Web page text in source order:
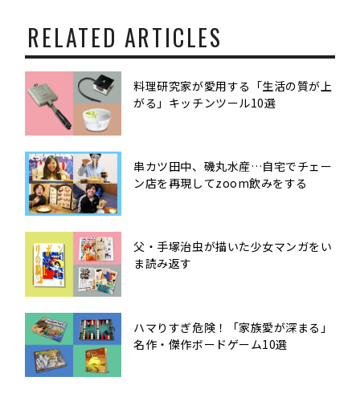
RELATED ARTICLES
料理研究家が愛用する「生活の質が上
がる」キッチンツール10選
串カツ田中、磯丸水産…自宅でチェー
ン店を再現してzoom飲みをする
父・手塚治虫が描いた少女マンガをい
ま読み返す
ハマりすぎ危険！「家族愛が深まる」
名作・傑作ボードゲーム10選